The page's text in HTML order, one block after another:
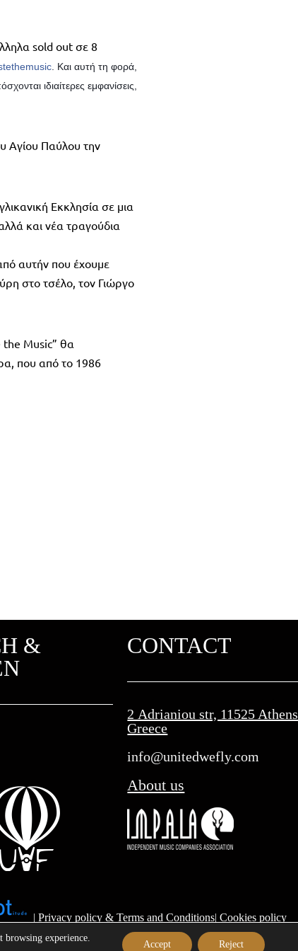
sold out σε 8
. Και αυτή τη φορά,
ιδιαίτερες εμφανίσεις,
Αγίου Παύλου την
Εκκλησία σε μια
και νέα τραγούδια
αυτήν που έχουμε
στο τσέλο, τον Γιώργο
the Music” θα
που από το 1986
&
CONTACT
2 Adrianiou str, 11525 Athens
Greece
info@unitedwefly.com​
About us
| Privacy policy & Terms and Conditions| Cookies policy
browsing experience.
Accept Reject